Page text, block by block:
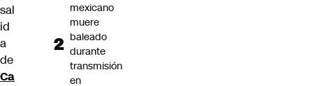
sal
id
a
de
Ca
mexicano
muere
baleado
durante
transmisión
en